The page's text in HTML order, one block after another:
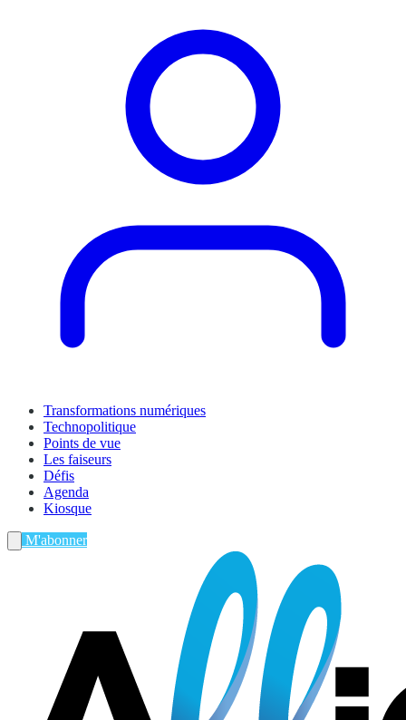
Transformations numériques
Technopolitique
Points de vue
Les faiseurs
Défis
Agenda
Kiosque
M'abonner